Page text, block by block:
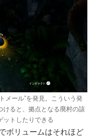
メール”を発見。こういう発
けると、拠点となる廃村の該
ットしたりできる
ボリュームはそれほど